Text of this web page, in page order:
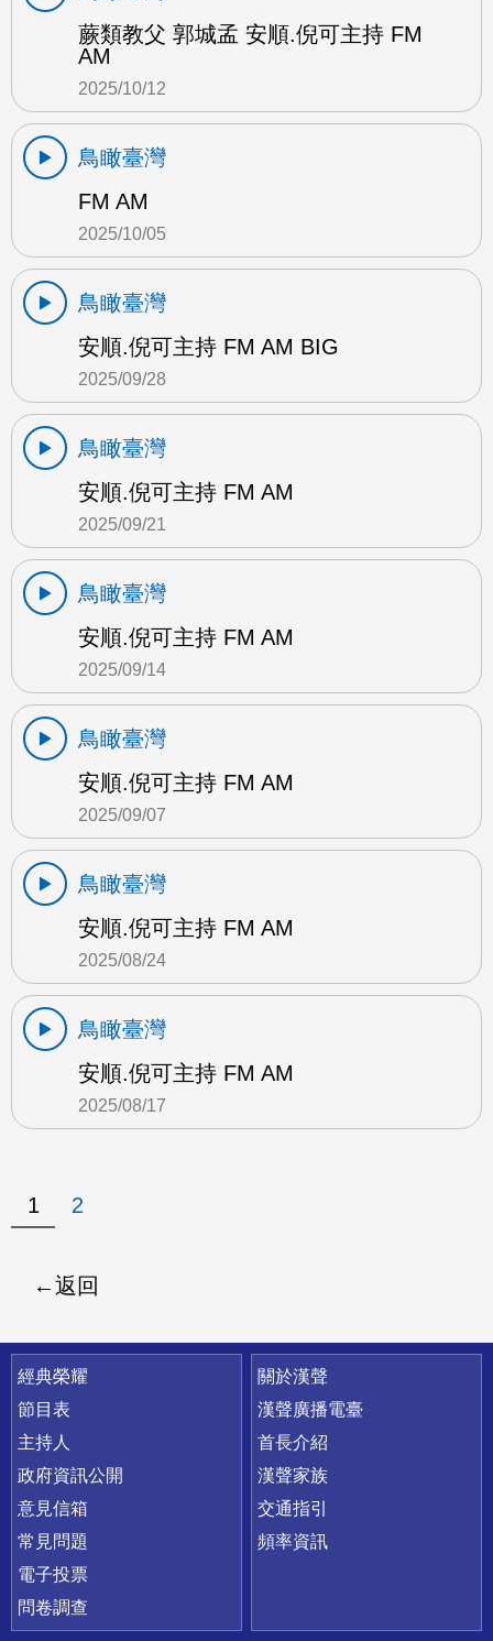
蕨類教父 郭城孟 安順.倪可主持 FM
AM
2025/10/12
鳥瞰臺灣
FM AM
2025/10/05
鳥瞰臺灣
安順.倪可主持 FM AM BIG
2025/09/28
鳥瞰臺灣
安順.倪可主持 FM AM
2025/09/21
鳥瞰臺灣
安順.倪可主持 FM AM
2025/09/14
鳥瞰臺灣
安順.倪可主持 FM AM
2025/09/07
鳥瞰臺灣
安順.倪可主持 FM AM
2025/08/24
鳥瞰臺灣
安順.倪可主持 FM AM
2025/08/17
1 2
返回
快速連結
經典榮耀
節目表
主持人
政府資訊公開
意見信箱
常見問題
電子投票
問卷調查
關於漢聲
漢聲廣播電臺
首長介紹
漢聲家族
交通指引
頻率資訊